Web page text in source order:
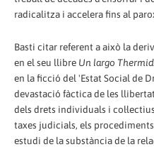
radicalitza i accelera fins al
Basti citar referent a això la
en el seu llibre Un largo
en la ficció del 'Estat Social de
devastació fàctica de les
dels drets individuals i
taxes judicials, els
estudi de la substància de la